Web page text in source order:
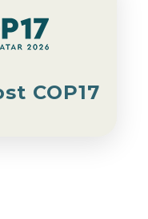
COP17